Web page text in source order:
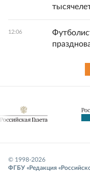
12:06
© 1998-2026
ФГБУ «Редакция